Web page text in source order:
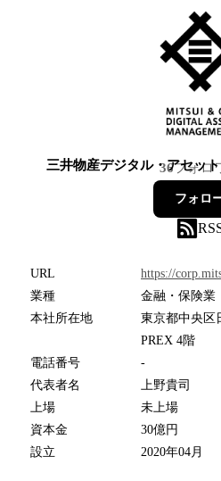
三井物産デジタル・アセッ
36フォロ
フォロ
URL
https://
業種
金融・保険業
本社所在地
東京都中央区
PREX 4階
電話番号
-
代表者名
上野貴司
上場
未上場
資本金
30億円
設立
2020年04月